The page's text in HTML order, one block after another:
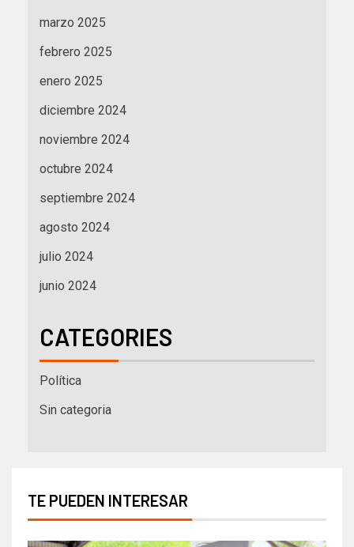
marzo 2025
febrero 2025
enero 2025
diciembre 2024
noviembre 2024
octubre 2024
septiembre 2024
agosto 2024
julio 2024
junio 2024
CATEGORIES
Política
Sin categoria
TE PUEDEN INTERESAR